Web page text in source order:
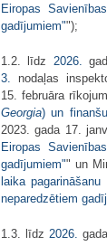
Eiropas
gadījumiem"");
1.2. līdz 2026.
3.
nodaļas
15. februāra
Georgia) un
2023. gada 17.
Eiropas
gadījumiem"" un
laika
neparedzētiem
1.3. līdz 2026. gada